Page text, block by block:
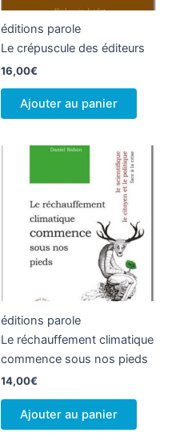
éditions parole
Le crépuscule des éditeurs
16,00€
Ajouter au panier
éditions parole
Le réchauffement climatique
commence sous nos pieds
14,00€
Ajouter au panier